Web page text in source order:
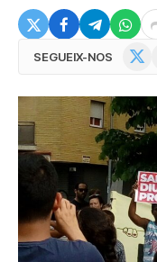
SEGUEIX-NOS